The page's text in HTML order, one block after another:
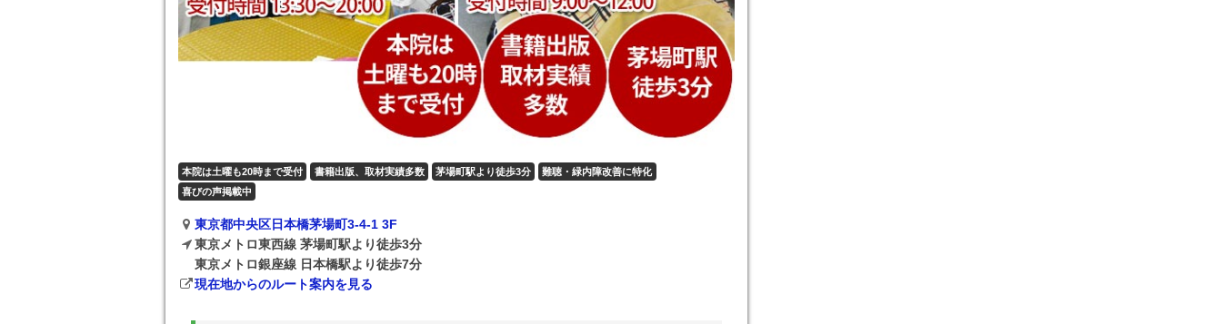
本院は土曜も20時まで受付 書籍出版、取材実績多数 茅場町駅より徒歩3分
難聴・緑内障改善に特化
喜びの声掲載中
東京都中央区日本橋茅場町3-4-1 3F
東京メトロ東西線 茅場町駅より徒歩3分
東京メトロ銀座線 日本橋駅より徒歩7分
現在地からのルート案内を見る